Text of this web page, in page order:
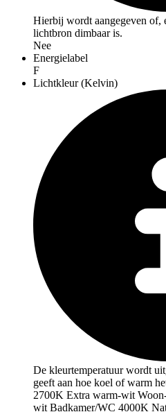
Hierbij wordt aangegeven of,
lichtbron dimbaar is.
Nee
Energielabel
F
Lichtkleur (Kelvin)
De kleurtemperatuur wordt
geeft aan hoe koel of warm
2700K Extra warm-wit
wit Badkamer/WC 4000K